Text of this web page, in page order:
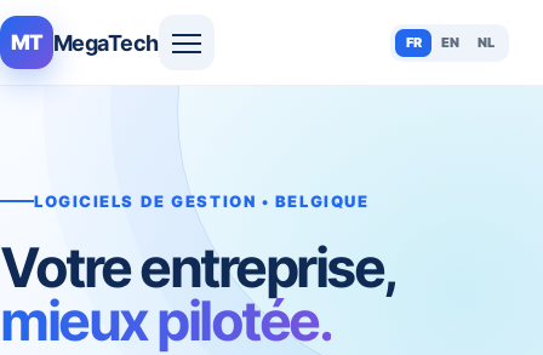
MT MegaTech FR EN NL
LOGICIELS DE GESTION • BELGIQUE
Votre entreprise,
mieux pilotée.